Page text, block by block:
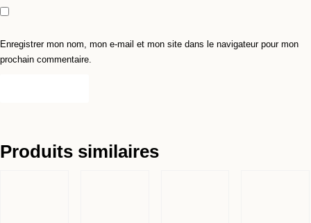
Enregistrer mon nom, mon e-mail et mon site dans le navigateur pour mon
prochain commentaire.
Produits similaires